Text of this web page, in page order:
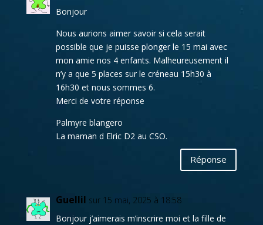
Bonjour
Nous aurions aimer savoir si cela serait
possible que je puisse plonger le 15 mai avec
mon amie nos 4 enfants. Malheureusement il
n’y a que 5 places sur le créneau 15h30 à
16h30 et nous sommes 6.
Merci de votre réponse
Palmyre blangero
La maman d Elric D2 au CSO.
Réponse
Guellil sur 15 mai, 2025 à 18:58
Bonjour j’aimerais m’inscrire moi et la fille de